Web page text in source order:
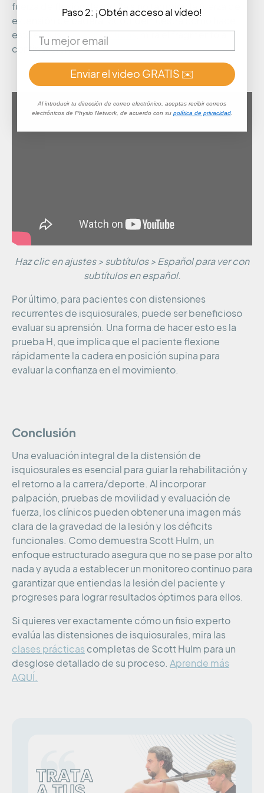
fuerza de flexión de rodilla sino también la fuerza de
extensión de cadera. Scott demuestra cómo hace
esto en susclases prácticas, mira el fragmento a
continuación:
Haz clic en ajustes > subtítulos > Español para ver con
subtítulos en español.
Por último, para pacientes con distensiones
recurrentes de isquiosurales, puede ser beneficioso
evaluar su aprensión. Una forma de hacer esto es la
prueba H, que implica que el paciente flexione
rápidamente la cadera en posición supina para
evaluar la confianza en el movimiento.
Conclusión
Una evaluación integral de la distensión de
isquiosurales es esencial para guiar la rehabilitación y
el retorno a la carrera/deporte. Al incorporar
palpación, pruebas de movilidad y evaluación de
fuerza, los clínicos pueden obtener una imagen más
clara de la gravedad de la lesión y los déficits
funcionales. Como demuestra Scott Hulm, un
enfoque estructurado asegura que no se pase por alto
nada y ayuda a establecer un monitoreo continuo para
garantizar que entiendas la lesión del paciente y
progreses para lograr resultados óptimos para ellos.
Si quieres ver exactamente cómo un fisio experto
evalúa las distensiones de isquiosurales, mira las
clases prácticas completas de Scott Hulm para un
desglose detallado de su proceso. Aprende más
AQUÍ.
Paso 2: ¡Obtén acceso al vídeo!
Enviar el video GRATIS ✉️
Al introducir tu dirección de correo electrónico, aceptas recibir correos
electrónicos de Physio Network, de acuerdo con su política de privacidad.